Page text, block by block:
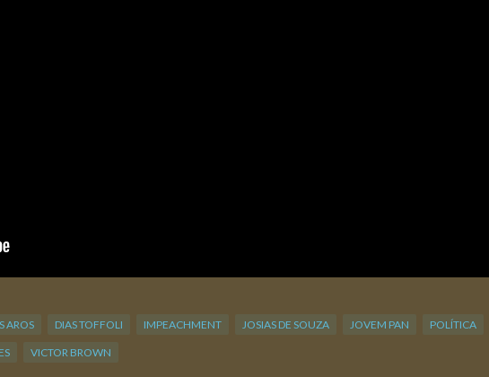
AROS DIAS TOFFOLI IMPEACHMENT JOSIAS DE SOUZA JOVEM PAN POLÍTICA
VICTOR BROWN